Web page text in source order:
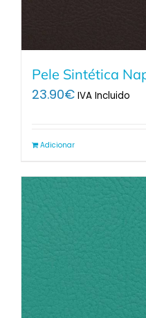
Pele Sintética
23.90€ IVA Incluido
Adicionar